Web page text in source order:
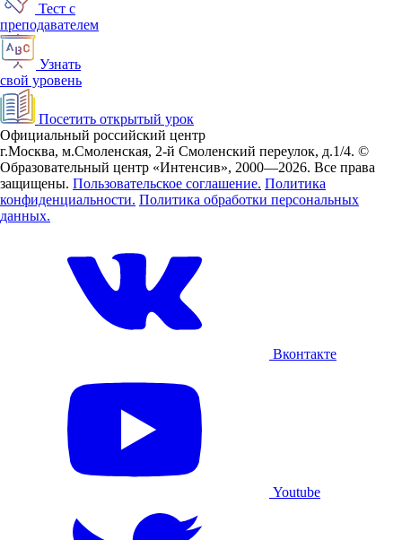
Тест с
преподавателем
Узнать
свой уровень
Посетить открытый урок
Официальный российский центр
г.Москва, м.Смоленская, 2-й Смоленский переулок, д.1/4. ©
Образовательный центр «Интенсив», 2000—2026. Все права
защищены. Пользовательское соглашение. Политика
конфиденциальности. Политика обработки персональных
данных.
Вконтакте
Youtube